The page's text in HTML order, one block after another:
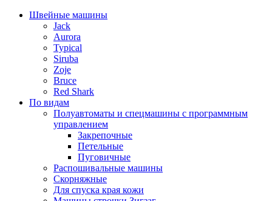
Швейные машины
Jack
Aurora
Typical
Siruba
Zoje
Bruce
Red Shark
По видам
Полуавтоматы и спецмашины с программным
управлением
Закрепочные
Петельные
Пуговичные
Распошивальные машины
Скорняжные
Для спуска края кожи